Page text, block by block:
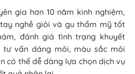
gia hơn 10 năm kinh nghiệm,
nghề giỏi và gu thẩm mỹ tốt
đánh giá tình trạng khuyết
vấn dáng môi, màu sắc môi
có thể dễ dàng lựa chọn dịch vụ